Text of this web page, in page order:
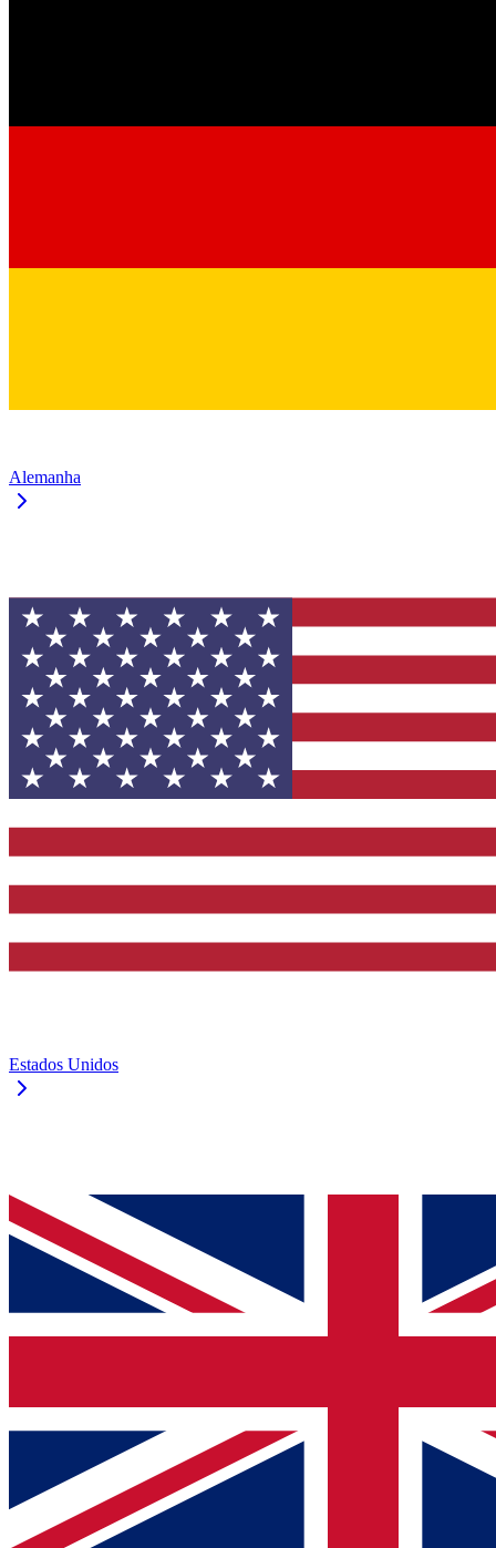
Alemanha
Estados Unidos